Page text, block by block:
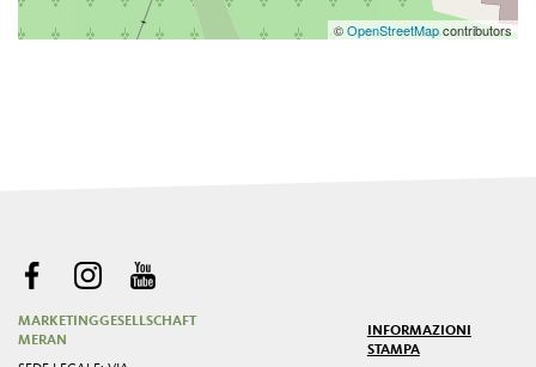
©OpenStreetMapcontributors
MARKETINGGESELLSCHAFT
MERAN
INFORMAZIONI
STAMPA